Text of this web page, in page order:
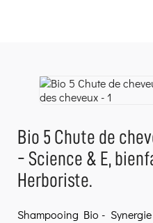
Bio 5 Chute de
- Science & E,
Herboriste.
Shampooing Bio - Synergie